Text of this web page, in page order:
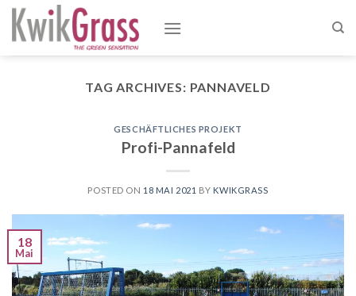
Skip
TAG ARCHIVES: PANNAVELD
GESCHÄFTLICHES PROJEKT
Profi-Pannafeld
POSTED ON 18 MAI 2021 BY KWIKGRASS
18
Mai